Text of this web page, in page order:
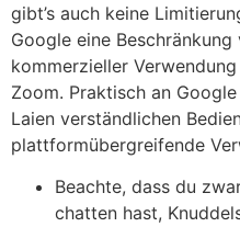
gibt’s auch keine
Google eine
kommerzieller
Zoom. Praktisch an
Laien verständlichen
plattformübergreifende
Beachte, dass du
chatten hast,